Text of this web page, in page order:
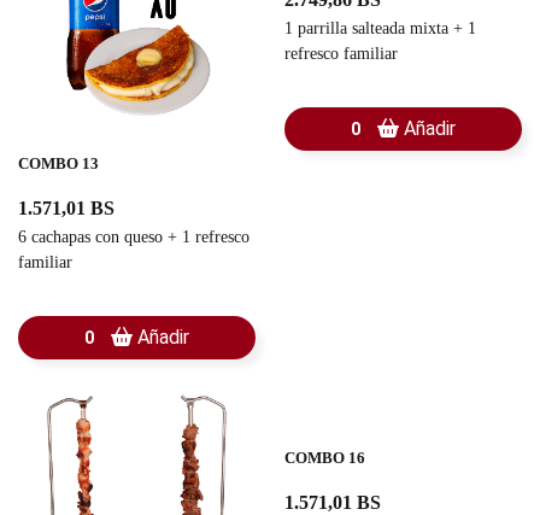
COMBO 13
1.571,01 BS
6 cachapas con queso + 1 refresco
familiar
0 Añadir
1 parrilla salteada mixta + 1
refresco familiar
0 Añadir
COMBO 16
1.571,01 BS